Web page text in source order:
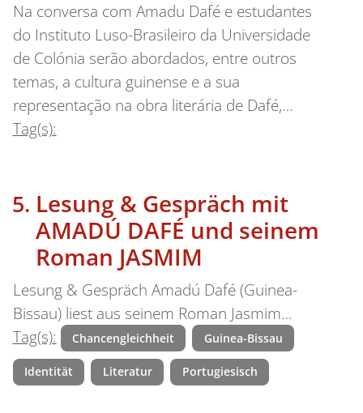
Na conversa com Amadu Dafé e estudantes
do Instituto Luso-Brasileiro da Universidade
de Colónia serão abordados, entre outros
temas, a cultura guinense e a sua
representação na obra literária de Dafé,…
Tag(s):
Lesung & Gespräch mit
AMADÚ DAFÉ und seinem
Roman JASMIM
Lesung & Gespräch Amadú Dafé (Guinea-
Bissau) liest aus seinem Roman Jasmim…
Tag(s):
Chancengleichheit Guinea-Bissau
Identität Literatur Portugiesisch